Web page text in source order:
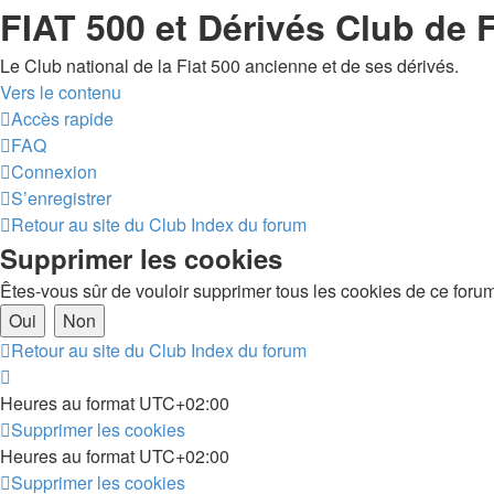
FIAT 500 et Dérivés Club de
Le Club national de la Fiat 500 ancienne et de ses dérivés.
Vers le contenu
Accès rapide
FAQ
Connexion
S’enregistrer
Retour au site du Club Index du forum
Supprimer les cookies
Êtes-vous sûr de vouloir supprimer tous les cookies de ce
Retour au site du Club Index du forum
Heures au format UTC+02:00
Supprimer les cookies
Heures au format UTC+02:00
Supprimer les cookies